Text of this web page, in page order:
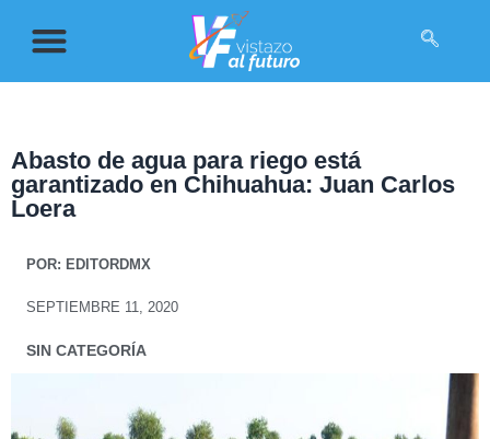
Abasto de agua para riego está
garantizado en Chihuahua: Juan Carlos
Loera
POR: EDITORDMX
SEPTIEMBRE 11, 2020
SIN CATEGORÍA